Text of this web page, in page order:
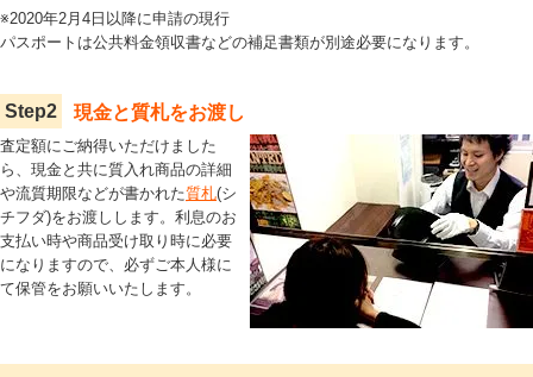
※2020年2月4日以降に申請の現行
パスポートは公共料金領収書などの補足書類が別途必要になります。
Step2 現金と質札をお渡し
査定額にご納得いただけました
ら、現金と共に質入れ商品の詳細
や流質期限などが書かれた質札(シ
チフダ)をお渡しします。利息のお
支払い時や商品受け取り時に必要
になりますので、必ずご本人様に
て保管をお願いいたします。